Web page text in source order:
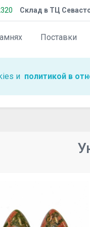
Склад в ТЦ
Поставки
и политикой в